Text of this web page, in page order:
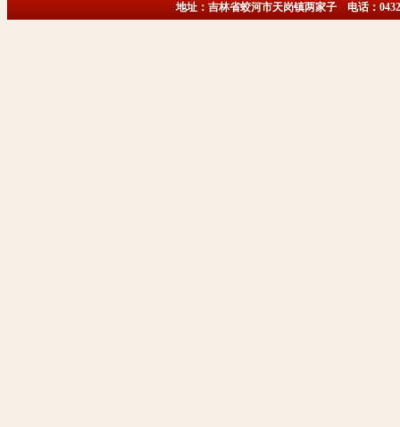
地址：吉林省蛟河市天岗镇两家子 电话：